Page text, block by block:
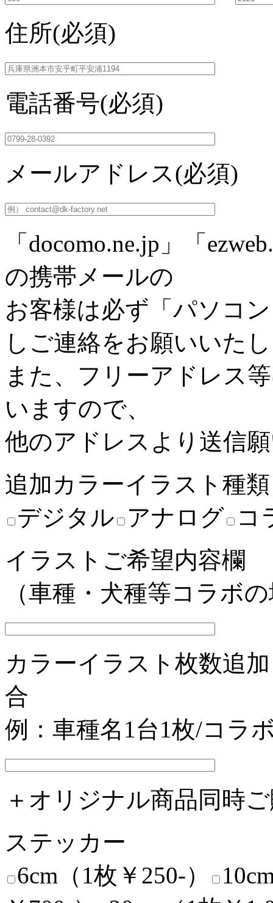
住所(必須)
電話番号(必須)
メールアドレス(必須)
「docomo.ne.jp」「
の携帯メールの
お客様は必ず「パソコ
しご連絡をお願いいた
また、フリーアドレス
いますので、
他のアドレスより送信
追加カラーイラスト種
デジタル アナログ コ
イラストご希望内容欄
（車種・犬種等コラボ
カラーイラスト枚数追
合
例：車種名1台1枚/コラ
＋オリジナル商品同時
ステッカー
6cm（1枚￥250-）